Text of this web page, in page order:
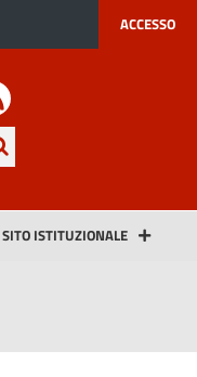
ACCESSO
SITO ISTITUZIONALE